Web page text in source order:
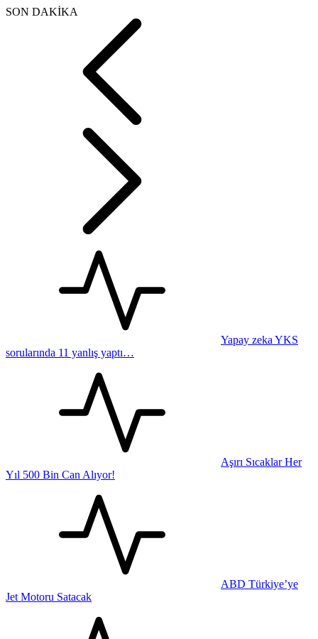
SON DAKİKA
Yapay zeka YKS
sorularında 11 yanlış yaptı…
Aşırı Sıcaklar Her
Yıl 500 Bin Can Alıyor!
ABD Türkiye’ye
Jet Motoru Satacak